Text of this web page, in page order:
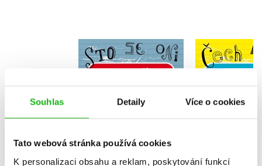
Souhlas Detaily Více o cookies
Tato webová stránka používá cookies
K personalizaci obsahu a reklam, poskytování funkcí
Procvičuj - Přídavná
jména, zájmena,
Lucie Filsaková
Procvičuj
malá
Lucie